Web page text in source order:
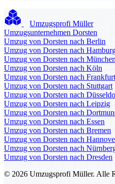
Umzugsprofi Müller
Umzugsunternehmen Dorsten
Umzug von Dorsten nach Berlin
Umzug von Dorsten nach
Umzug von Dorsten nach München
Umzug von Dorsten nach Köln
Umzug von Dorsten nach
Umzug von Dorsten nach Stuttgart
Umzug von Dorsten nach
Umzug von Dorsten nach Leipzig
Umzug von Dorsten nach
Umzug von Dorsten nach Essen
Umzug von Dorsten nach Bremen
Umzug von Dorsten nach
Umzug von Dorsten nach
Umzug von Dorsten nach Dresden
© 2026 Umzugsprofi Müller. Alle